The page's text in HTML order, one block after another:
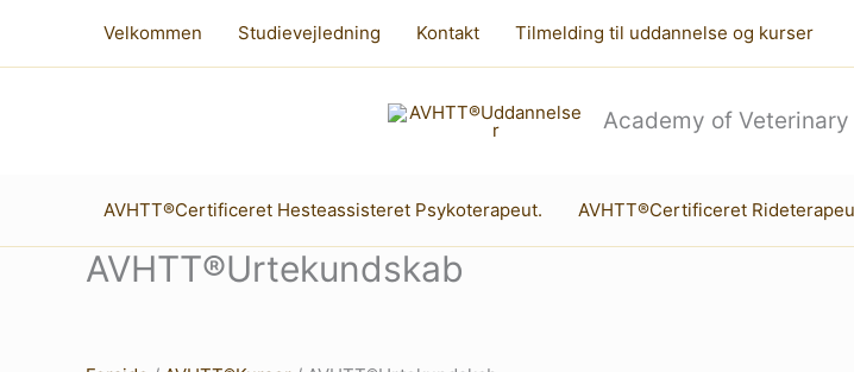
Velkommen Studievejledning Kontakt Tilmelding til uddannelse og kurser
Academy of
AVHTT®Certificeret Hesteassisteret Psykoterapeut. AVHTT®Certificeret
AVHTT®Urtekundskab